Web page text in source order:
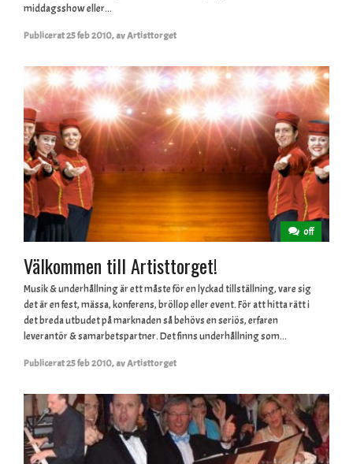
middagsshow eller...
Publicerat25 feb 2010,avArtisttorget
off
Välkommen till Artisttorget!
Musik & underhållning är ett måste för en lyckad tillställning, vare sig
det är en fest, mässa, konferens, bröllop eller event. För att hitta rätt i
det breda utbudet på marknaden så behövs en seriös, erfaren
leverantör & samarbetspartner. Det finns underhållning som...
Publicerat25 feb 2010,avArtisttorget